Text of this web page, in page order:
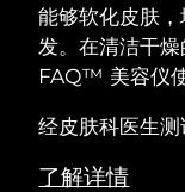
能够软化皮肤
发。在清洁干
FAQ™ 美容仪
经皮肤科医生测
了解详情